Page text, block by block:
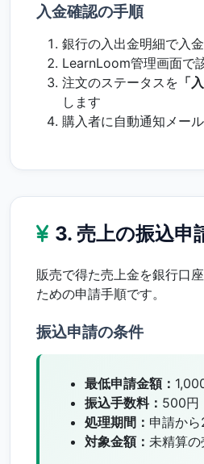
入金確認の手順
銀行の入出金明細で入
LearnLoom管理画面で
注文のステータスを 「
します
購入者に自動通知メー
3. 売上の振込申
販売で得た売上金を銀行口
ための申請手順です。
振込申請の条件
最低申請金額：
振込手数料： 500円
処理期間： 申請か
対象金額： 未精算